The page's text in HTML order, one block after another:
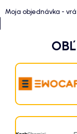
Moja objednávka -